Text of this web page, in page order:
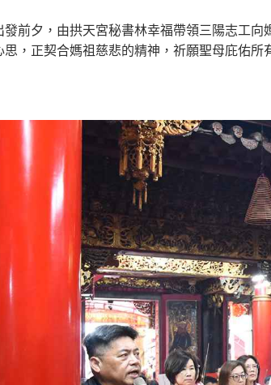
發前夕，由拱天宮秘書林幸福帶領三陽志工
思，正契合媽祖慈悲的精神，祈願聖母庇佑所